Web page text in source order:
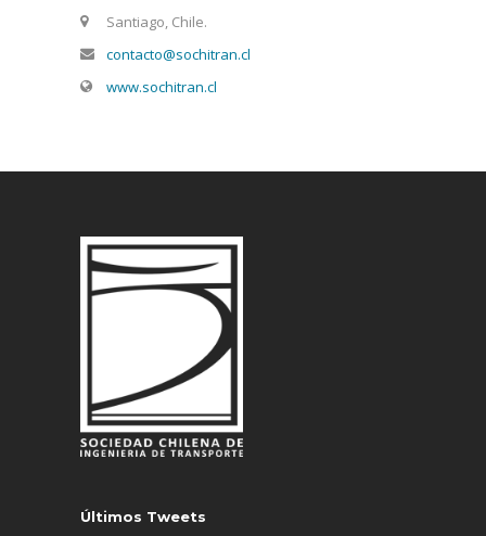
Santiago, Chile.
contacto@sochitran.cl
www.sochitran.cl
Últimos Tweets